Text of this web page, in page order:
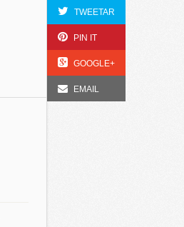
TWEETAR
PIN IT
GOOGLE+
EMAIL